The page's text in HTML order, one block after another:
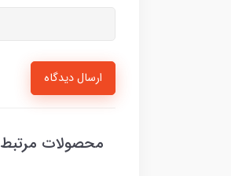
ارسال دیدگاه
محصولات مرتبط